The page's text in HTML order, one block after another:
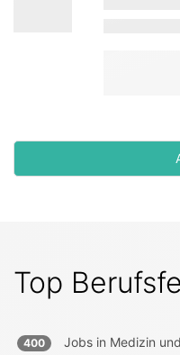
Top
400 Jobs in Medizin und